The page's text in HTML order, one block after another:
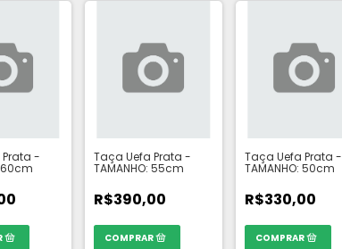
-
60cm
Taça Uefa Prata -
TAMANHO: 55cm
R$390,00
Taça Uefa Prata -
TAMANHO: 50cm
R$330,00